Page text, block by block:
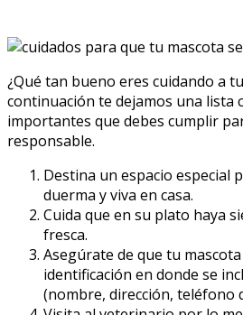
¿Qué tan bueno eres cuidando a
continuación te dejamos una lista
importantes que debes cumplir
responsable.
Destina un espacio especial
duerma y viva en casa.
Cuida que en su plato haya
fresca.
Asegúrate de que tu
identificación en donde se
(nombre, dirección, teléfono